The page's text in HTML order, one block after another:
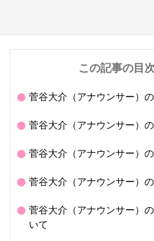
この記事の目次
菅谷大介（アナウンサー）
菅谷大介（アナウンサー）
菅谷大介（アナウンサー）
菅谷大介（アナウンサー）
菅谷大介（アナウンサー）
いて